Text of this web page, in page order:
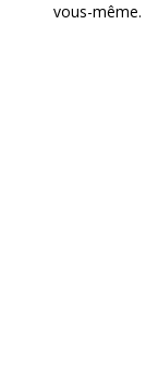
vous-même.